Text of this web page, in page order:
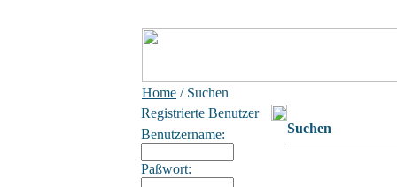
Home / Suchen
Registrierte Benutzer
Benutzername:
Paßwort:
Suchen